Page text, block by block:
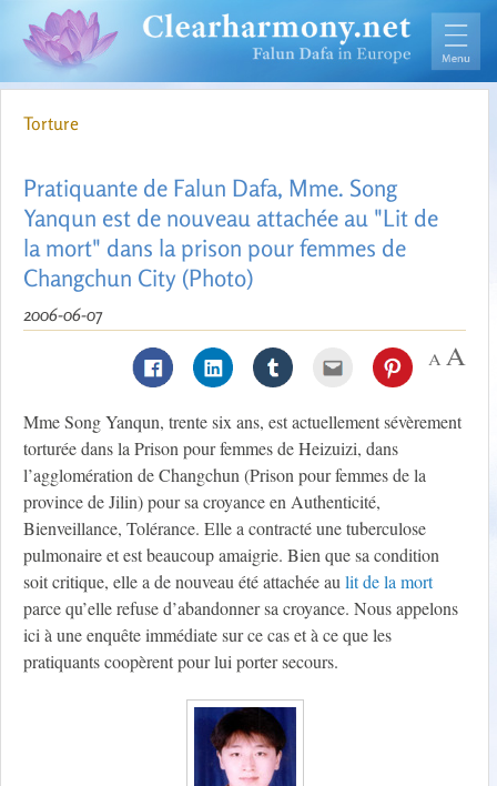
Torture
Pratiquante de Falun Dafa, Mme. Song
Yanqun est de nouveau attachée au "Lit de
la mort" dans la prison pour femmes de
Changchun City (Photo)
2006-06-07
Mme Song Yanqun, trente six ans, est actuellement sévèrement
torturée dans la Prison pour femmes de Heizuizi, dans
l’agglomération de Changchun (Prison pour femmes de la
province de Jilin) pour sa croyance en Authenticité,
Bienveillance, Tolérance. Elle a contracté une tuberculose
pulmonaire et est beaucoup amaigrie. Bien que sa condition
soit critique, elle a de nouveau été attachée aulit de la mort
parce qu’elle refuse d’abandonner sa croyance. Nous appelons
ici à une enquête immédiate sur ce cas et à ce que les
pratiquants coopèrent pour lui porter secours.